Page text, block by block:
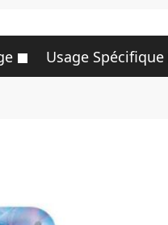
Usage Spécifique